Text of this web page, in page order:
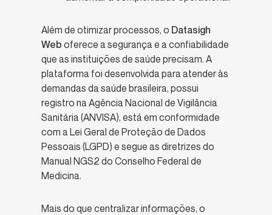
Além de otimizar processos, o Datasigh
Web oferece a segurança e a confiabilidade
que as instituições de saúde precisam. A
plataforma foi desenvolvida para atender às
demandas da saúde brasileira, possui
registro na Agência Nacional de Vigilância
Sanitária (ANVISA), está em conformidade
com a Lei Geral de Proteção de Dados
Pessoais (LGPD) e segue as diretrizes do
Manual NGS2 do Conselho Federal de
Medicina.
Mais do que centralizar informações, o